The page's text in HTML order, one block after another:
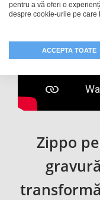
Zippo
pentru a vă oferi o
despre cookie-urile pe care
ACCEPTA TOATE